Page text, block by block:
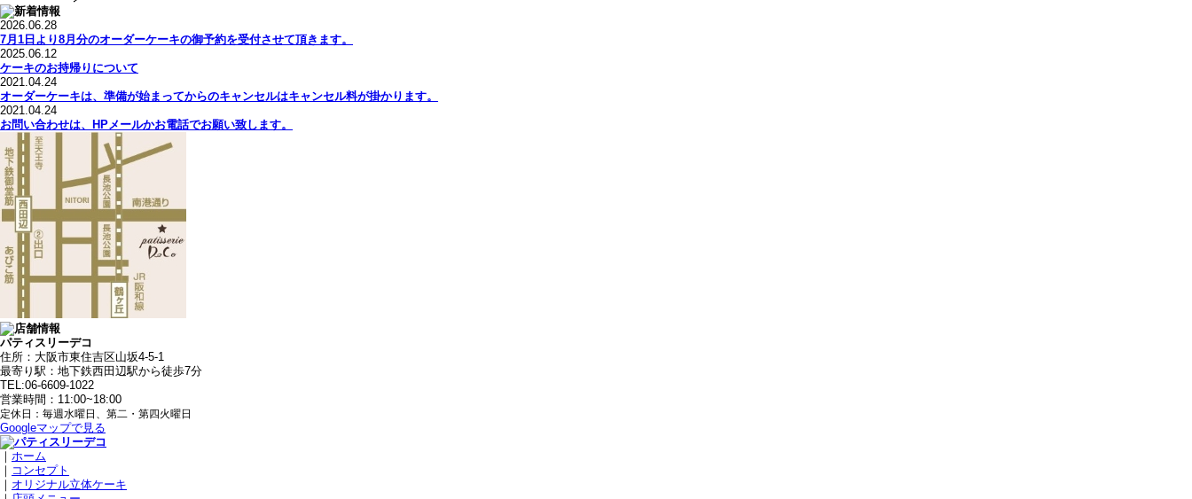
2026.06.28
7月1日より8月分のオーダーケーキの御予約を受付させて頂きます。
2025.06.12
ケーキのお持帰りについて
2021.04.24
オーダーケーキは、準備が始まってからのキャンセルはキャンセル料が掛かります。
2021.04.24
お問い合わせは、HPメールかお電話でお願い致します。
パティスリーデコ
住所：大阪市東住吉区山坂4-5-1
最寄り駅：地下鉄西田辺駅から徒歩7分
TEL:06-6609-1022
営業時間：11:00~18:00
定休日：毎週水曜日、第二・第四火曜日
Googleマップで見る
｜ ホーム
｜ コンセプト
｜ オリジナル立体ケーキ